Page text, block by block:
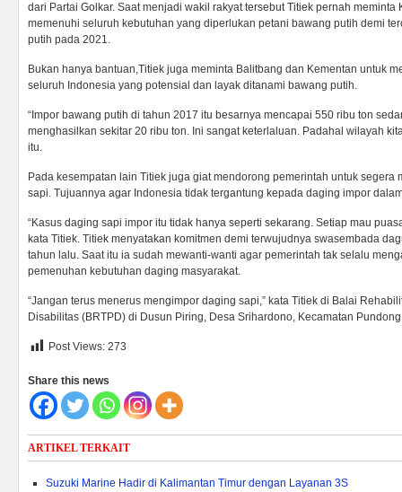
dari Partai Golkar. Saat menjadi wakil rakyat tersebut Titiek pernah meminta
memenuhi seluruh kebutuhan yang diperlukan petani bawang putih demi
putih pada 2021.
Bukan hanya bantuan,Titiek juga meminta Balitbang dan Kementan untuk
seluruh Indonesia yang potensial dan layak ditanami bawang putih.
“Impor bawang putih di tahun 2017 itu besarnya mencapai 550 ribu ton
menghasilkan sekitar 20 ribu ton. Ini sangat keterlaluan. Padahal wilayah
itu.
Pada kesempatan lain Titiek juga giat mendorong pemerintah untuk segera
sapi. Tujuannya agar Indonesia tidak tergantung kepada daging impor
“Kasus daging sapi impor itu tidak hanya seperti sekarang. Setiap mau
kata Titiek. Titiek menyatakan komitmen demi terwujudnya swasembada
tahun lalu. Saat itu ia sudah mewanti-wanti agar pemerintah tak selalu
pemenuhan kebutuhan daging masyarakat.
“Jangan terus menerus mengimpor daging sapi,” kata Titiek di Balai
Disabilitas (BRTPD) di Dusun Piring, Desa Srihardono, Kecamatan
Post Views: 273
Share this news
ARTIKEL TERKAIT
Suzuki Marine Hadir di Kalimantan Timur dengan Layanan 3S